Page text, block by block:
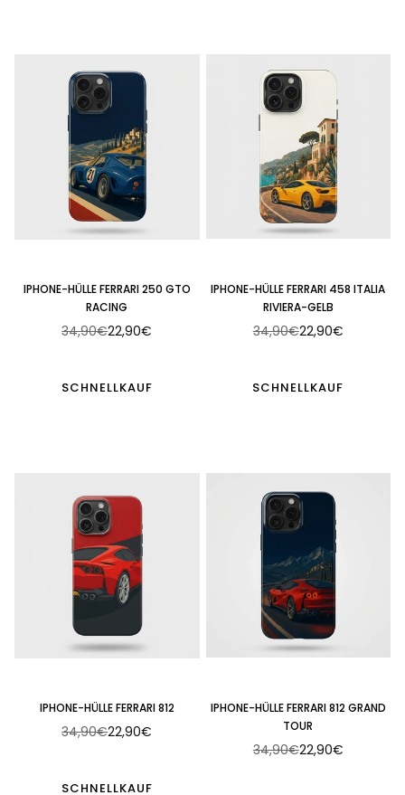
IPHONE-HÜLLE FERRARI 250 GTO
RACING
Normaler
34,90€22,90€
SCHNELLKAUF
IPHONE-HÜLLE FERRARI 458 ITALIA
RIVIERA-GELB
Normaler
34,90€22,90€
SCHNELLKAUF
IPHONE-HÜLLE FERRARI 812
Normaler
34,90€22,90€
SCHNELLKAUF
IPHONE-HÜLLE FERRARI 812 GRAND
TOUR
Normaler
34,90€22,90€